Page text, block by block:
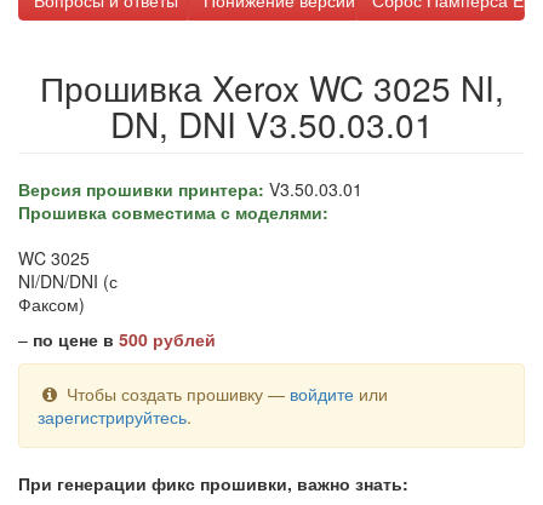
Прошивка Xerox WC 3025 NI,
DN, DNI V3.50.03.01
Версия прошивки принтера: V3.50.03.01
Прошивка совместима с моделями:
WC 3025
NI/DN/DNI (с
Факсом)
– по цене в 500 рублей
Чтобы создать прошивку — войдитеили
зарегистрируйтесь.
При генерации фикс прошивки, важно знать: